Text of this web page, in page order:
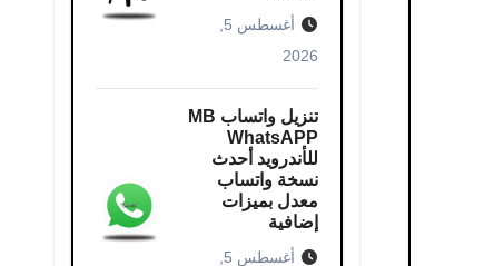
2026
تنزيل واتساب MB
WhatsAPP
للأندرويد أحدث
نسخة واتساب
معدل بميزات
إضافية